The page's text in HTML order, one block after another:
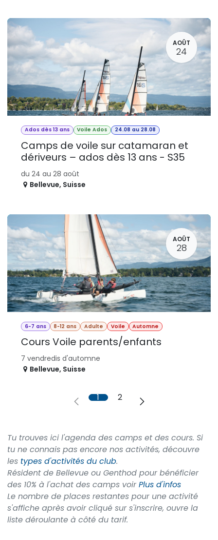
AOÛT
24
Ados dès 13 ans Voile Ados 24.08 au 28.08
Camps de voile sur catamaran et
dériveurs – ados dès 13 ans - S35
du 24 au 28 août
Bellevue, Suisse
AOÛT
28
6-7 ans 8-12 ans Adulte Voile Automne
Cours Voile parents/enfants
7 vendredis d'automne
Bellevue, Suisse
1 2
Tu trouves ici l'agenda des camps et des cours. Si
tu ne connais pas encore nos activités, découvre
les types d'activités du club.
Résident de Bellevue ou Genthod pour bénéficier
des 10% à l'achat des camps voirPlus d'infos
Le nombre de places restantes pour une activité
s'affiche après avoir cliqué sur s'inscrire, ouvre la
liste déroulante à côté du tarif.